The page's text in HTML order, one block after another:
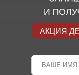
И
АКЦИЯ